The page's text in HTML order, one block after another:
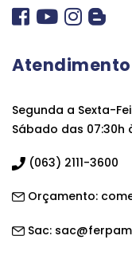
Atendimento
Segunda a Sexta-
Sábado das 07:30h
(063) 2111-3600
Orçamento:
Sac: